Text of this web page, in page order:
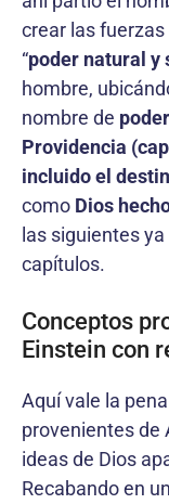
crear las
“poder natural y
hombre,
nombre de
Providencia
incluido el
como Dios
las siguientes
capítulos.
Conceptos
Einstein con
Aquí vale la
provenientes de
ideas de Dios
Recabando en